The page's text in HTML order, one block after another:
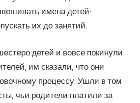
имена детей-
их до занятий.
детей и вовсе покинули
им сказали, что они
процессу. Ушли в том
чьи родители платили за